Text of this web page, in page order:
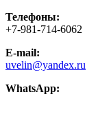
Телефоны:
+7-981-714-6062
E-mail:
uvelin@yandex.ru
WhatsApp: